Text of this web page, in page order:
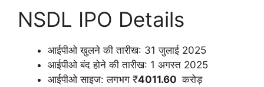
NSDL IPO Details
आईपीओ खुलने की तारीख: 31 जुलाई 2025
आईपीओ बंद होने की तारीख: 1 अगस्त 2025
आईपीओ साइज: लगभग ₹4011.60 करोड़